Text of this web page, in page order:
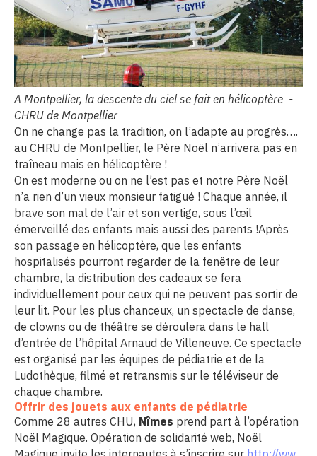
A Montpellier, la descente du ciel se fait en hélicoptère -
CHRU de Montpellier
On ne change pas la tradition, on l’adapte au progrès….
au CHRU de Montpellier, le Père Noël n’arrivera pas en
traîneau mais en hélicoptère !
On est moderne ou on ne l’est pas et notre Père Noël
n’a rien d’un vieux monsieur fatigué ! Chaque année, il
brave son mal de l’air et son vertige, sous l’œil
émerveillé des enfants mais aussi des parents !Après
son passage en hélicoptère, que les enfants
hospitalisés pourront regarder de la fenêtre de leur
chambre, la distribution des cadeaux se fera
individuellement pour ceux qui ne peuvent pas sortir de
leur lit. Pour les plus chanceux, un spectacle de danse,
de clowns ou de théâtre se déroulera dans le hall
d’entrée de l’hôpital Arnaud de Villeneuve. Ce spectacle
est organisé par les équipes de pédiatrie et de la
Ludothèque, filmé et retransmis sur le téléviseur de
chaque chambre.
Offrir des jouets aux enfants de pédiatrie
Comme 28 autres CHU, Nîmes prend part à l’opération
Noël Magique. Opération de solidarité web, Noël